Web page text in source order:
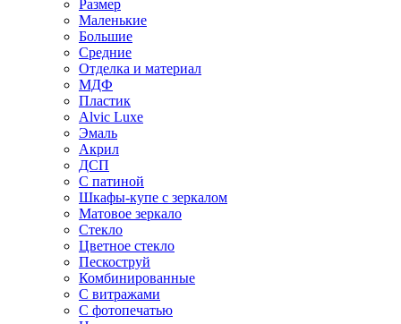
Размер
Маленькие
Большие
Средние
Отделка и материал
МДФ
Пластик
Alvic Luxe
Эмаль
Акрил
ДСП
С патиной
Шкафы-купе с зеркалом
Матовое зеркало
Стекло
Цветное стекло
Пескоструй
Комбинированные
С витражами
С фотопечатью